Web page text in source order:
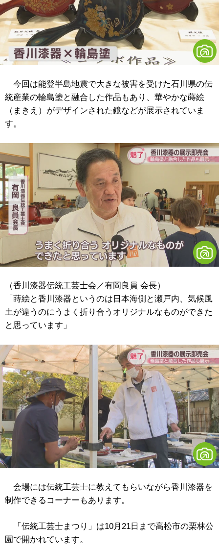
今回は能登半島地震で大きな被害を受けた石川県の伝
統産業の輪島塗と融合した作品もあり、華やかな蒔絵
（まきえ）がデザインされた鏡などが展示されていま
す。
（香川漆器伝統工芸士会／有岡良員 会長）
「蒔絵と香川漆器というのは日本海側と瀬戸内、気候風
土が違うのにうまく折り合うオリジナルなものができた
と思っています」
会場には伝統工芸士に教えてもらいながら香川漆器を
制作できるコーナーもあります。
「伝統工芸士まつり」は10月21日まで高松市の栗林公
園で開かれています。